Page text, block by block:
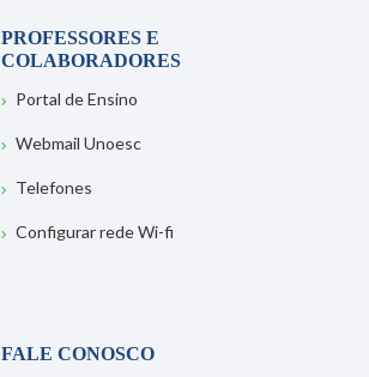
PROFESSORES E
COLABORADORES
Portal de Ensino
Webmail Unoesc
Telefones
Configurar rede Wi-fi
FALE CONOSCO